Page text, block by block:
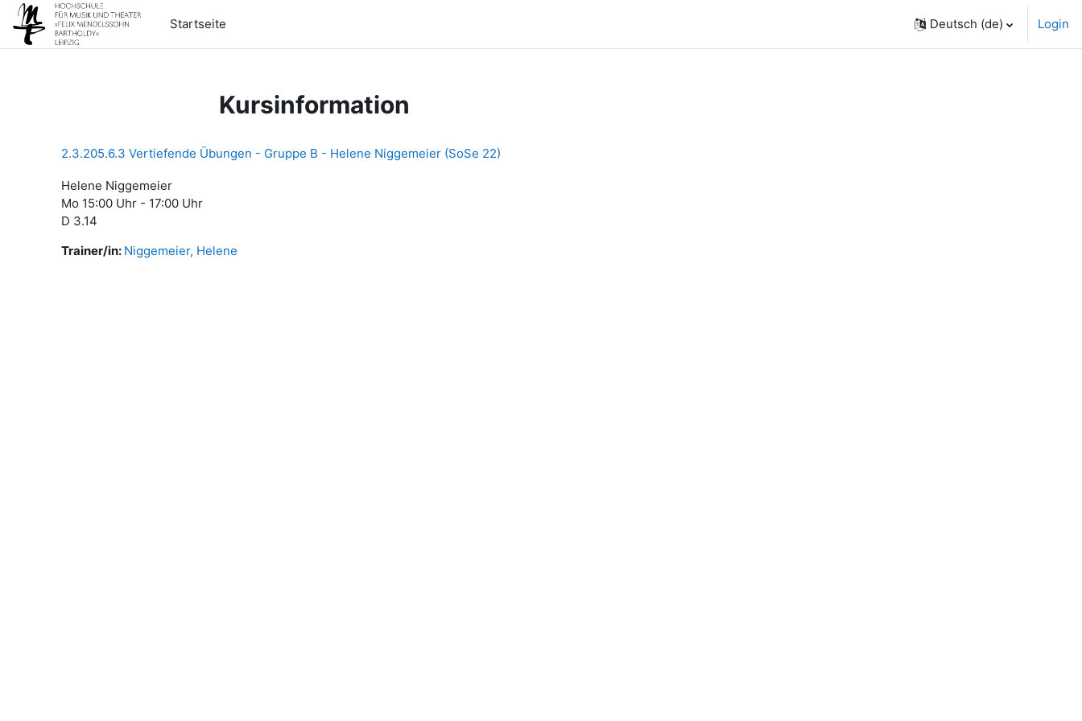
Zum Hauptinhalt
Startseite
Deutsch ‎(de)‎ Login
Kursinformation
2.3.205.6.3 Vertiefende Übungen - Gruppe B - Helene Niggemeier (SoSe 22)
Helene Niggemeier
Mo 15:00 Uhr - 17:00 Uhr
D 3.14
Trainer/in: Niggemeier, Helene